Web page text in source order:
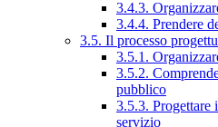
3.4.3.
3.4.4. Prendere
3.5. Il processo
3.5.1.
3.5.2.
pubblico
3.5.3. Progettare
servizio